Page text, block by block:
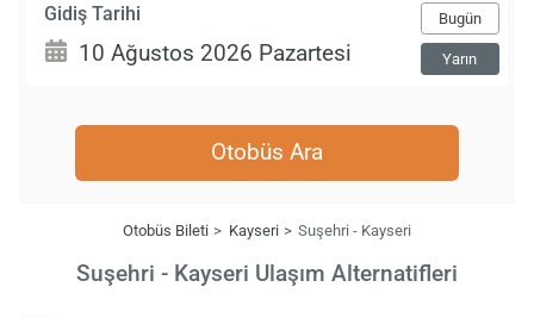
Gidiş Tarihi Bugün
Yarın
Otobüs Ara
Otobüs Bileti Kayseri Suşehri - Kayseri
Suşehri - Kayseri Ulaşım Alternatifleri